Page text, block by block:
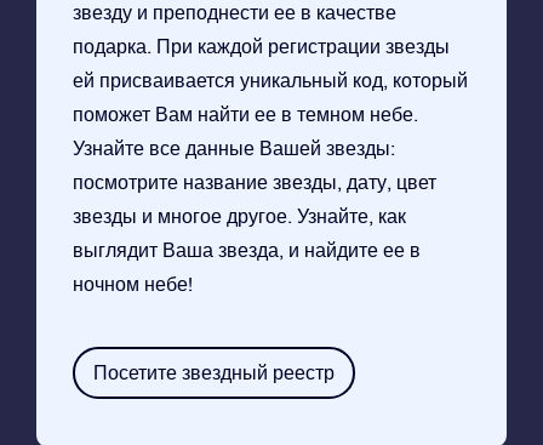
звезду и преподнести ее в качестве
подарка. При каждой регистрации звезды
ей присваивается уникальный код, который
поможет Вам найти ее в темном небе.
Узнайте все данные Вашей звезды:
посмотрите название звезды, дату, цвет
звезды и многое другое. Узнайте, как
выглядит Ваша звезда, и найдите ее в
ночном небе!
Посетите звездный реестр